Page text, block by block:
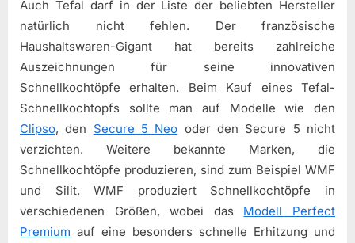
Auch Tefal darf in der Liste der beliebten Hersteller
natürlich nicht fehlen. Der französische
Haushaltswaren-Gigant hat bereits zahlreiche
Auszeichnungen für seine innovativen
Schnellkochtöpfe erhalten. Beim Kauf eines Tefal-
Schnellkochtopfs sollte man auf Modelle wie den
Clipso, den Secure 5 Neo oder den Secure 5 nicht
verzichten. Weitere bekannte Marken, die
Schnellkochtöpfe produzieren, sind zum Beispiel WMF
und Silit. WMF produziert Schnellkochtöpfe in
verschiedenen Größen, wobei das Modell Perfect
Premium auf eine besonders schnelle Erhitzung und